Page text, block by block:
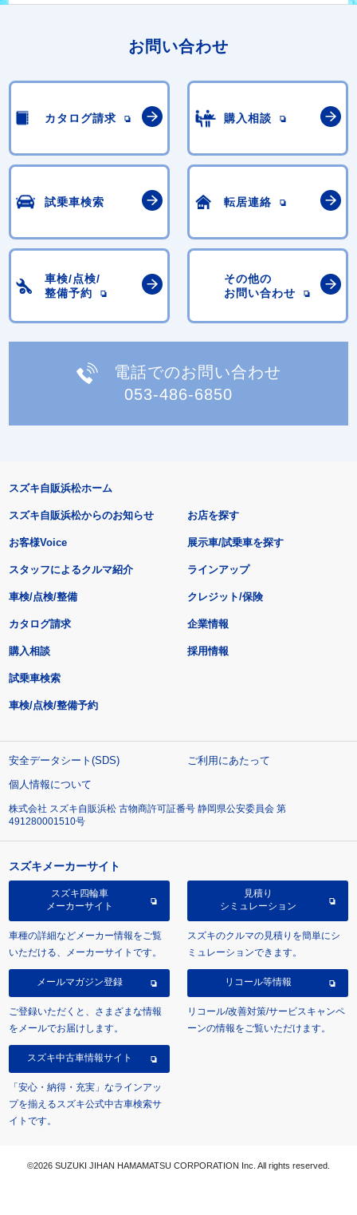
お問い合わせ
カタログ請求 購入相談
試乗車検索 転居連絡
車検/点検/
整備予約
その他の
お問い合わせ
電話でのお問い合わせ
053-486-6850
スズキ自販浜松ホーム
スズキ自販浜松からのお知らせ
お客様Voice
スタッフによるクルマ紹介
お店を探す
展示車/試乗車を探す
ラインアップ
車検/点検/整備 クレジット/保険
カタログ請求
購入相談
試乗車検索
車検/点検/整備予約
企業情報
採用情報
安全データシート(SDS)
ご利用にあたって
個人情報について
株式会社 スズキ自販浜松 古物商許可証番号 静岡県公安委員会 第
491280001510号
スズキメーカーサイト
スズキ四輪車
メーカーサイト
車種の詳細などメーカー情報をご覧
いただける、メーカーサイトです。
見積り
シミュレーション
スズキのクルマの見積りを簡単にシ
ミュレーションできます。
メールマガジン登録
ご登録いただくと、さまざまな情報
をメールでお届けします。
リコール等情報
リコール/改善対策/サービスキャンペ
ーンの情報をご覧いただけます。
スズキ中古車情報サイト
「安心・納得・充実」なラインアッ
プを揃えるスズキ公式中古車検索サ
イトです。
©2026 SUZUKI JIHAN HAMAMATSU CORPORATION Inc. All rights reserved.